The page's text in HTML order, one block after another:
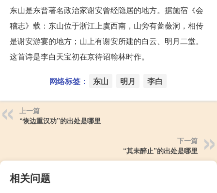
东山是东晋著名政治家谢安曾经隐居的地方。据施宿《会
稽志》载：东山位于浙江上虞西南，山旁有蔷薇洞，相传
是谢安游宴的地方；山上有谢安所建的白云、明月二堂。
这首诗是李白天宝初在京待诏翰林时作。
网络标签： 东山 明月 李白
上一篇
“恢边重汉功”的出处是哪里
下一篇
“其未醉止”的出处是哪里
相关问题